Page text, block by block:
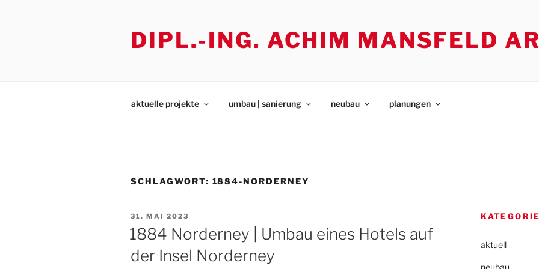
DIPL.-ING. ACHIM MANSFELD
aktuelle projekte umbau | sanierung neubau planungen
SCHLAGWORT: 1884-NORDERNEY
VERÖFFENTLICHT
AM
31. MAI 2023
1884 Norderney | Umbau eines Hotels auf
der Insel Norderney
aktuell
neubau